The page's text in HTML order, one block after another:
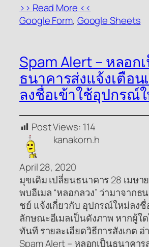
>> Read More <<
Google Form, Google Sheets
Spam Alert – หลอก
ธนาคารส่งแจ้งเตือน
ลงชื่อเข้าใช้อุปกรณ์
Post Views: 114
kanakorn.h
April 28, 2020
มุขเดิม เปลี่ยนธนาคาร 28 เมษา
พบอีเมล “หลอกลวง” ว่ามาจากธ
ชย์ แจ้งเกี่ยวกับ อุปกรณ์ใหม่ลงชื่
ลักษณะอีเมลเป็นดังภาพ หากผู้ใ
ทันที รายละเอียดวิธีการสังเกต อ่
Spam Alert – หลอกเป็นธนาคาร